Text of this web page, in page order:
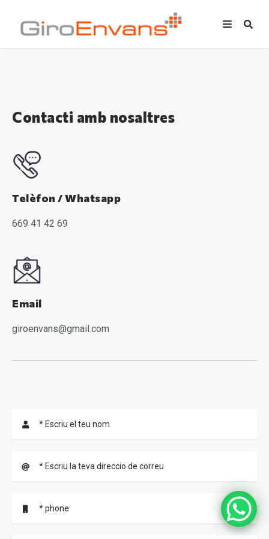
Contacti amb nosaltres
Telèfon / Whatsapp
669 41 42 69
Email
giroenvans@gmail.com